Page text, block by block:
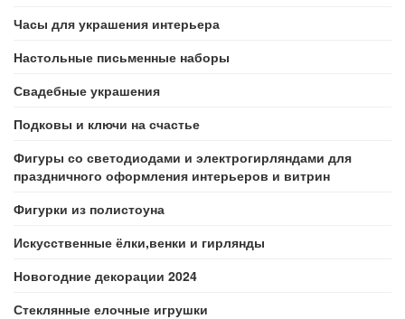
Часы для украшения интерьера
Настольные письменные наборы
Свадебные украшения
Подковы и ключи на счастье
Фигуры со светодиодами и электрогирляндами для
праздничного оформления интерьеров и витрин
Фигурки из полистоуна
Искусственные ёлки,венки и гирлянды
Новогодние декорации 2024
Стеклянные елочные игрушки